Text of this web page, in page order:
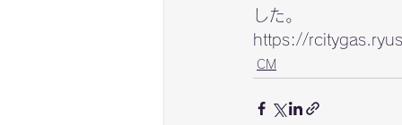
した。
https://
CM